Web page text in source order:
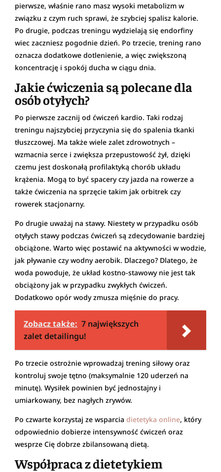
pierwsze, właśnie rano masz wysoki metabolizm w
związku z czym ruch sprawi, że szybciej spalisz kalorie.
Po drugie, podczas treningu wydzielają się endorfiny
wiec zaczniesz pogodnie dzień. Po trzecie, trening rano
oznacza dodatkowe dotlenienie, a więc zwiększoną
koncentrację i spokój ducha w ciągu dnia.
Jakie ćwiczenia są polecane dla
osób otyłych?
Po pierwsze zacznij od ćwiczeń kardio. Taki rodzaj
treningu najszybciej przyczynia się do spalenia tkanki
tłuszczowej. Ma także wiele zalet zdrowotnych –
wzmacnia serce i zwiększa przepustowość żył, dzięki
czemu jest doskonałą profilaktyką chorób układu
krążenia. Mogą to być spacery czy jazda na rowerze a
także ćwiczenia na sprzęcie takim jak orbitrek czy
rowerek stacjonarny.
Po drugie uważaj na stawy. Niestety w przypadku osób
otyłych stawy podczas ćwiczeń są zdecydowanie bardziej
obciążone. Warto więc postawić na aktywności w wodzie,
jak pływanie czy wodny aerobik. Dlaczego? Dlatego, że
woda powoduje, że układ kostno-stawowy nie jest tak
obciążony jak w przypadku zwykłych ćwiczeń.
Dodatkowo opór wody zmusza mięśnie do pracy.
Zobacz także: 7 największych
zalet detailingu!
Po trzecie ostrożnie wprowadzaj trening siłowy oraz
kontroluj swoje tętno (maksymalnie 120 uderzeń na
minutę). Wysiłek powinien być jednostajny i
umiarkowany, bez nagłych zrywów.
Po czwarte korzystaj ze wsparcia dietetyka online, który
odpowiednio dobierze intensywność ćwiczeń oraz
wesprze Cię dobrze zbilansowaną dietą.
Współpraca z dietetykiem